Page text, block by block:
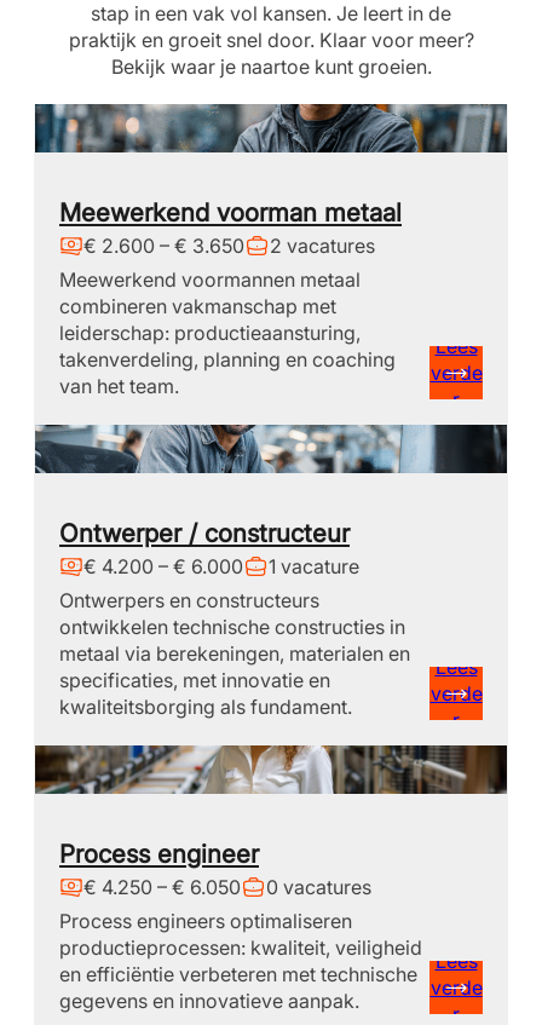
stap in een vak vol kansen. Je leert in de
praktijk en groeit snel door. Klaar voor meer?
Bekijk waar je naartoe kunt groeien.
Meewerkend voorman metaal
€ 2.600 – € 3.650
2 vacatures
Meewerkend voormannen metaal
combineren vakmanschap met
leiderschap: productieaansturing,
takenverdeling, planning en coaching
van het team.
Lees
verde
r
Ontwerper / constructeur
€ 4.200 – € 6.000
1 vacature
Ontwerpers en constructeurs
ontwikkelen technische constructies in
metaal via berekeningen, materialen en
specificaties, met innovatie en
kwaliteitsborging als fundament.
Lees
verde
r
Process engineer
€ 4.250 – € 6.050
0 vacatures
Process engineers optimaliseren
productieprocessen: kwaliteit, veiligheid
en efficiëntie verbeteren met technische
gegevens en innovatieve aanpak.
Lees
verde
r